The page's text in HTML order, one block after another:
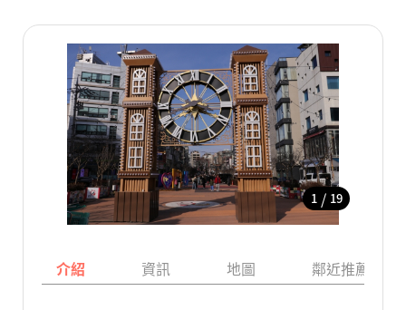
1 / 19
介紹 資訊 地圖 鄰近推薦景點